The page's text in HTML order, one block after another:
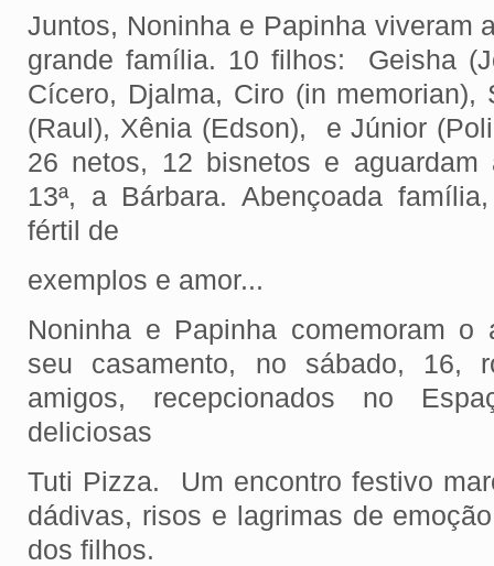
Juntos, Noninha e Papinha viveram
grande família. 10 filhos: Geisha
Cícero, Djalma, Ciro (in memorian),
(Raul), Xênia (Edson), e Júnior
26 netos, 12 bisnetos e
13ª, a Bárbara. Abençoada
fértil de
exemplos e amor...
Noninha e Papinha comemoram o
seu casamento, no sábado, 16,
amigos, recepcionados no
deliciosas
Tuti Pizza. Um encontro festivo
dádivas, risos e lagrimas de
dos filhos.